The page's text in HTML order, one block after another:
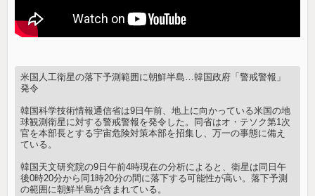
米国人工衛星の落下予測範囲に朝鮮半島…韓国政府「警戒警報」
発令
韓国科学技術情報通信省は9日午前、地上に向かっている米国の地
球観測衛星に対する警戒警報を発令した。同省はオ・テソク第1次
官を本部長とする宇宙危険対策本部を招集し、万一の事態に備え
ている。
韓国天文研究院の9日午前4時現在の分析によると、衛星は同日午
後0時20分から同1時20分の間に落下する可能性が高い。落下予測
の範囲に朝鮮半島が含まれている。